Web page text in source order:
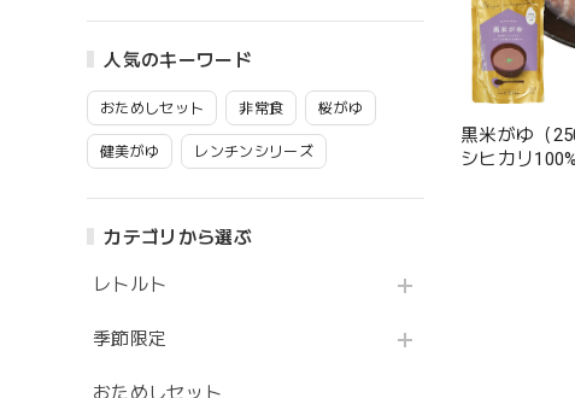
人気のキーワード
おためしセット 非常食 桜がゆ
健美がゆ レンチンシリーズ
カテゴリから選ぶ
レトルト
季節限定
おためしセット
黒米がゆ（
シヒカリ